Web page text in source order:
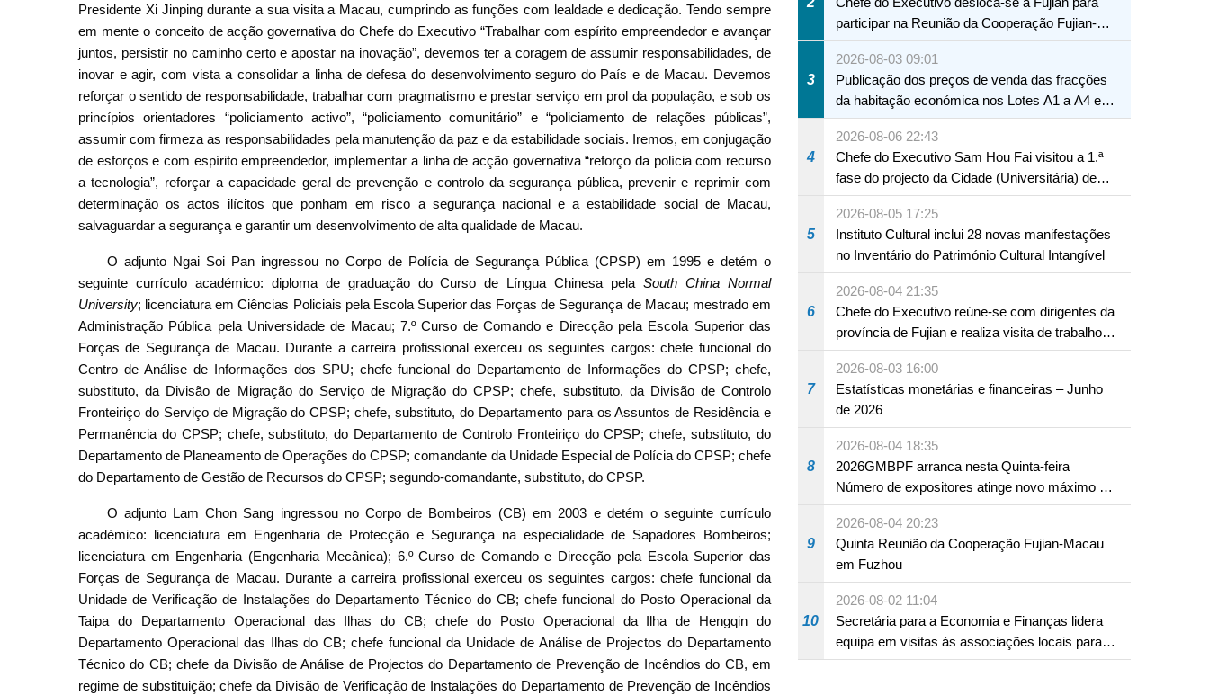
Presidente Xi Jinping durante a sua visita a Macau, cumprindo as funções com lealdade e dedicação. Tendo sempre
em mente o conceito de acção governativa do Chefe do Executivo “Trabalhar com espírito empreendedor e avançar
juntos, persistir no caminho certo e apostar na inovação”, devemos ter a coragem de assumir responsabilidades, de
inovar e agir, com vista a consolidar a linha de defesa do desenvolvimento seguro do País e de Macau. Devemos
reforçar o sentido de responsabilidade, trabalhar com pragmatismo e prestar serviço em prol da população, e sob os
princípios orientadores “policiamento activo”, “policiamento comunitário” e “policiamento de relações públicas”,
assumir com firmeza as responsabilidades pela manutenção da paz e da estabilidade sociais. Iremos, em conjugação
de esforços e com espírito empreendedor, implementar a linha de acção governativa “reforço da polícia com recurso
a tecnologia”, reforçar a capacidade geral de prevenção e controlo da segurança pública, prevenir e reprimir com
determinação os actos ilícitos que ponham em risco a segurança nacional e a estabilidade social de Macau,
salvaguardar a segurança e garantir um desenvolvimento de alta qualidade de Macau.
O adjunto Ngai Soi Pan ingressou no Corpo de Polícia de Segurança Pública (CPSP) em 1995 e detém o
seguinte currículo académico: diploma de graduação do Curso de Língua Chinesa pelaSouth China Normal
University; licenciatura em Ciências Policiais pela Escola Superior das Forças de Segurança de Macau; mestrado em
Administração Pública pela Universidade de Macau; 7.º Curso de Comando e Direcção pela Escola Superior das
Forças de Segurança de Macau. Durante a carreira profissional exerceu os seguintes cargos: chefe funcional do
Centro de Análise de Informações dos SPU; chefe funcional do Departamento de Informações do CPSP; chefe,
substituto, da Divisão de Migração do Serviço de Migração do CPSP; chefe, substituto, da Divisão de Controlo
Fronteiriço do Serviço de Migração do CPSP; chefe, substituto, do Departamento para os Assuntos de Residência e
Permanência do CPSP; chefe, substituto, do Departamento de Controlo Fronteiriço do CPSP; chefe, substituto, do
Departamento de Planeamento de Operações do CPSP; comandante da Unidade Especial de Polícia do CPSP; chefe
do Departamento de Gestão de Recursos do CPSP; segundo-comandante, substituto, do CPSP.
O adjunto Lam Chon Sang ingressou no Corpo de Bombeiros (CB) em 2003 e detém o seguinte currículo
académico: licenciatura em Engenharia de Protecção e Segurança na especialidade de Sapadores Bombeiros;
licenciatura em Engenharia (Engenharia Mecânica); 6.º Curso de Comando e Direcção pela Escola Superior das
Forças de Segurança de Macau. Durante a carreira profissional exerceu os seguintes cargos: chefe funcional da
Unidade de Verificação de Instalações do Departamento Técnico do CB; chefe funcional do Posto Operacional da
Taipa do Departamento Operacional das Ilhas do CB; chefe do Posto Operacional da Ilha de Hengqin do
Departamento Operacional das Ilhas do CB; chefe funcional da Unidade de Análise de Projectos do Departamento
Técnico do CB; chefe da Divisão de Análise de Projectos do Departamento de Prevenção de Incêndios do CB, em
regime de substituição; chefe da Divisão de Verificação de Instalações do Departamento de Prevenção de Incêndios
participar na Reunião da Cooperação Fujian-
Macau
3
2026-08-03 09:01
Publicação dos preços de venda das fracções
da habitação económica nos Lotes A1 a A4 e
A12 da Zona A dos Novos Aterros
4
2026-08-06 22:43
Chefe do Executivo Sam Hou Fai visitou a 1.ª
fase do projecto da Cidade (Universitária) de
Educação Internacional de Macau e Hengqin
5
2026-08-05 17:25
Instituto Cultural inclui 28 novas manifestações
no Inventário do Património Cultural Intangível
6
2026-08-04 21:35
Chefe do Executivo reúne-se com dirigentes da
província de Fujian e realiza visita de trabalho
em Fuzhou
7
2026-08-03 16:00
Estatísticas monetárias e financeiras – Junho
de 2026
8
2026-08-04 18:35
2026GMBPF arranca nesta Quinta-feira
Número de expositores atinge novo máximo em
18 anos
9
2026-08-04 20:23
Quinta Reunião da Cooperação Fujian-Macau
em Fuzhou
10
2026-08-02 11:04
Secretária para a Economia e Finanças lidera
equipa em visitas às associações locais para
consolidar consensos e promover os trabalhos